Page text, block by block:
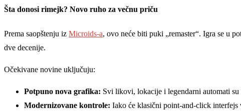
Šta donosi rimejk? Novo ruho za večnu priču
Prema saopštenju iz Microids-a, ovo neće biti puki „remaster“. Igra se u
dve decenije.
Očekivane novine uključuju:
Potpuno nova grafika: Svi likovi, lokacije i legendarni automati
Modernizovane kontrole: Iako će klasični point-and-click interfejs